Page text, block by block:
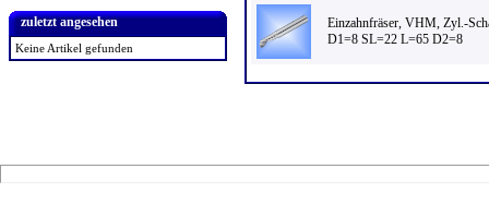
zuletzt angesehen
Keine Artikel gefunden
Einzahnfräser, VHM, Zyl.-
D1=8 SL=22 L=65 D2=8